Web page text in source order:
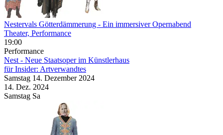
Nestervals Götterdämmerung - Ein immersiver Opernabend
Theater, Performance
19:00
Performance
Nest - Neue Staatsoper im Künstlerhaus
für Insider: Artverwandtes
Samstag 14. Dezember 2024
14. Dez. 2024
Samstag Sa